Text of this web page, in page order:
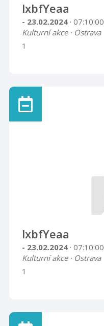
lxbfYeaa
- 23.02.2024 · 07:10:00
Kulturní akce · Ostrava
1
lxbfYeaa
- 23.02.2024 · 07:10:00
Kulturní akce · Ostrava
1